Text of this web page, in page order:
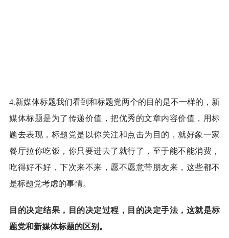
4.新媒体标题我们看到和标题党两个的目的是不一样的，新
媒体标题是为了传递价值，把优秀的文章内容价值，用标
题去表现，标题党是以你关注和点击为目的，就好象一家
餐厅拉你吃饭，你只要进去了就行了，至于能不能消费，
吃得好不好，下次来不来，愿不愿意带朋友来，这些都不
是标题党考虑的事情。
目的决定结果，目的决定过程，目的决定手法，这就是标
题党和新媒体标题的区别。